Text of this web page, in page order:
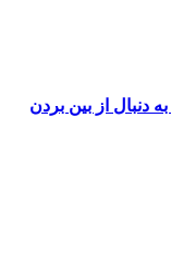
دنبال از بین بردن